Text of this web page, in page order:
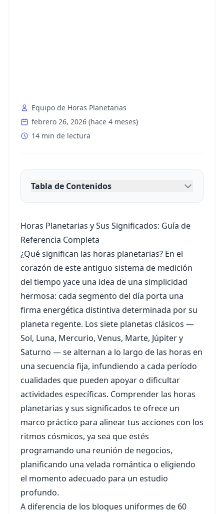
Equipo de Horas Planetarias
febrero 26, 2026 (hace 4 meses)
14 min de lectura
Tabla de Contenidos
Horas Planetarias y Sus Significados: Guía de
Referencia Completa
¿Qué significan las horas planetarias? En el
corazón de este antiguo sistema de medición
del tiempo yace una idea de una simplicidad
hermosa: cada segmento del día porta una
firma energética distintiva determinada por su
planeta regente. Los siete planetas clásicos —
Sol, Luna, Mercurio, Venus, Marte, Júpiter y
Saturno — se alternan a lo largo de las horas en
una secuencia fija, infundiendo a cada período
cualidades que pueden apoyar o dificultar
actividades específicas. Comprender las horas
planetarias y sus significados te ofrece un
marco práctico para alinear tus acciones con los
ritmos cósmicos, ya sea que estés
programando una reunión de negocios,
planificando una velada romántica o eligiendo
el momento adecuado para un estudio
profundo.
A diferencia de los bloques uniformes de 60